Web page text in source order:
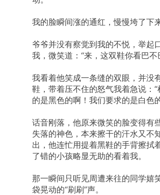
我的脸瞬间涨的通红，慢慢垮了下来
爷爷并没有察觉到我的不悦，举起
我，微笑道：“来，这双鞋你看巴不
我看着他笑成一条缝的双眼，并没
鞋，带着压不住的怒气我着急说：
的是黑色的啊！我们要求的是白色
话音刚落，他原来微笑的脸变得有
失落的神色，本来擦干的汗水又不
出，他连忙用提着黑鞋的手背擦拭
了错的小孩略显无助的看着我。
那一瞬间只听见周遭来往的同学嬉
袋晃动的“刷刷”声。